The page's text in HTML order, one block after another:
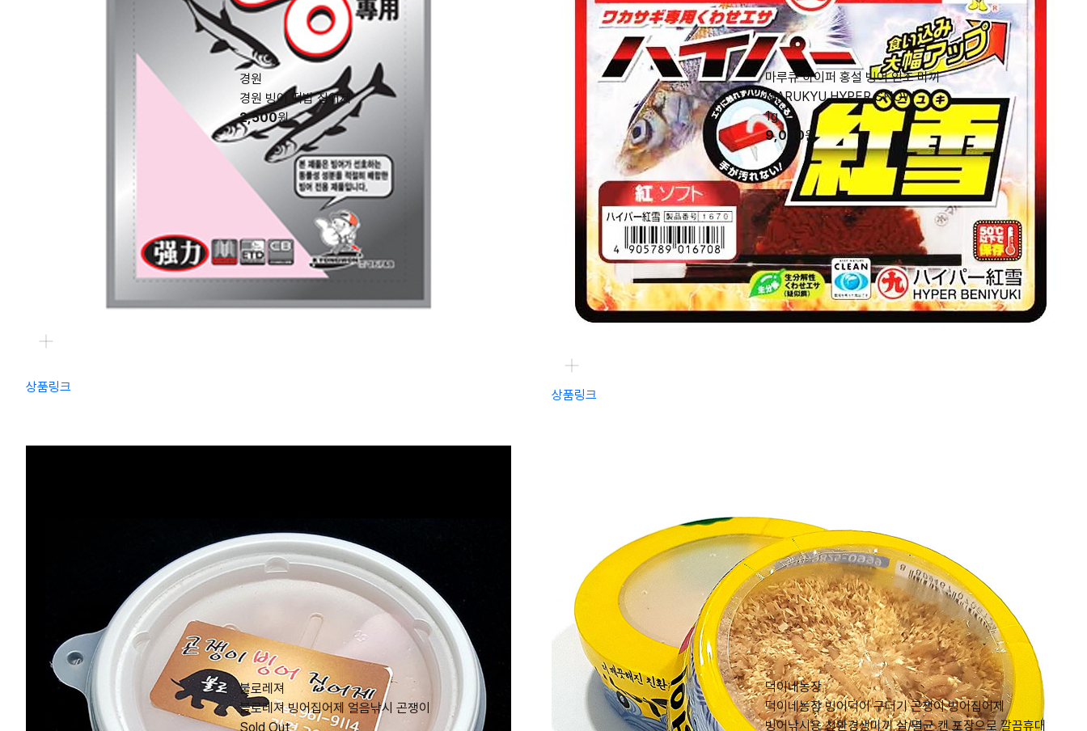
경원
경원 빙어 떡밥 집어제
2,500원
상품링크
마루큐 하이퍼 홍설 빙어 인조 미끼
MARUKYU HYPER SNOW
1g
9,000원
상품링크
불로레져
블로레져 빙어집어제 얼음낚시 곤쟁이
Sold Out
덕이네농장
덕이네농장 빙어덕이 구더기 곤쟁이 빙어집어제
빙어낚시용 친환경생미끼 살/멸균 캔 포장으로 깔끔휴대